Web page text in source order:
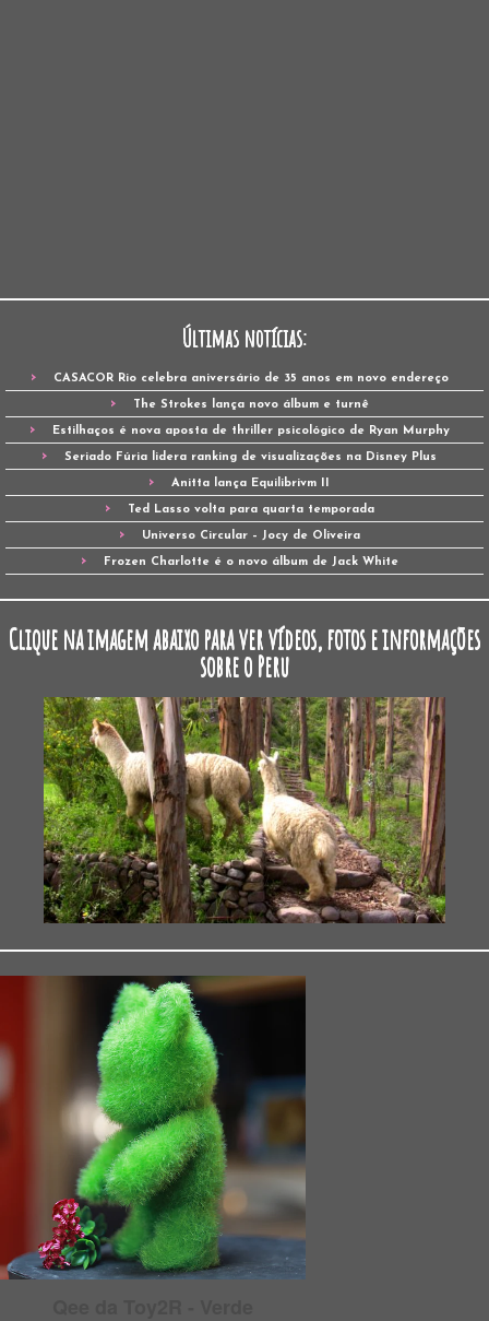
Últimas notícias:
CASACOR Rio celebra aniversário de 35 anos em novo endereço
The Strokes lança novo álbum e turnê
Estilhaços é nova aposta de thriller psicológico de Ryan Murphy
Seriado Fúria lidera ranking de visualizações na Disney Plus
Anitta lança Equilibrivm II
Ted Lasso volta para quarta temporada
Universo Circular – Jocy de Oliveira
Frozen Charlotte é o novo álbum de Jack White
Clique na imagem abaixo para ver vídeos, fotos e informações
sobre o Peru